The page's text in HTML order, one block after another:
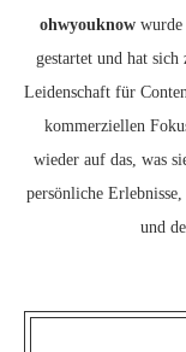
ohwyouknow
gestartet und hat
Leidenschaft für
kommerziellen
wieder auf das, was
persönliche
und